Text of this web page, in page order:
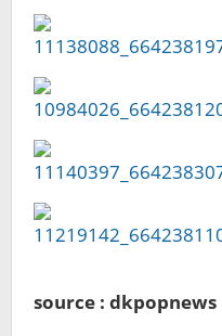
source : dkpopnews